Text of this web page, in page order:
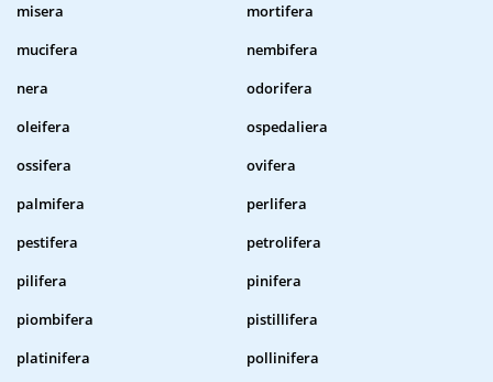
misera
mortifera
mucifera
nembifera
nera
odorifera
oleifera
ospedaliera
ossifera
ovifera
palmifera
perlifera
pestifera
petrolifera
pilifera
pinifera
piombifera
pistillifera
platinifera
pollinifera